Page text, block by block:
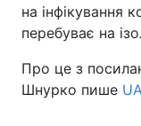
на інфікування
перебуває на
Про це з
Шнурко пише